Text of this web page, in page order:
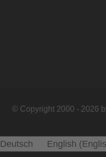
© Copyright 2000 - 2026
Deutsch English (